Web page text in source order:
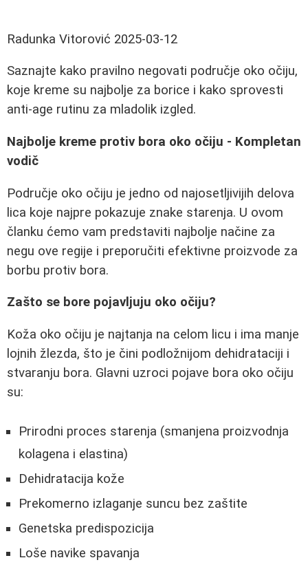
Radunka Vitorović 2025-03-12
Saznajte kako pravilno negovati područje oko očiju,
koje kreme su najbolje za borice i kako sprovesti
anti-age rutinu za mladolik izgled.
Najbolje kreme protiv bora oko očiju - Kompletan
vodič
Područje oko očiju je jedno od najosetljivijih delova
lica koje najpre pokazuje znake starenja. U ovom
članku ćemo vam predstaviti najbolje načine za
negu ove regije i preporučiti efektivne proizvode za
borbu protiv bora.
Zašto se bore pojavljuju oko očiju?
Koža oko očiju je najtanja na celom licu i ima manje
lojnih žlezda, što je čini podložnijom dehidrataciji i
stvaranju bora. Glavni uzroci pojave bora oko očiju
su:
Prirodni proces starenja (smanjena proizvodnja
kolagena i elastina)
Dehidratacija kože
Prekomerno izlaganje suncu bez zaštite
Genetska predispozicija
Loše navike spavanja